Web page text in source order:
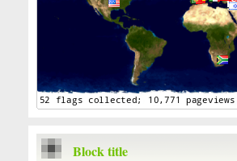
Block title